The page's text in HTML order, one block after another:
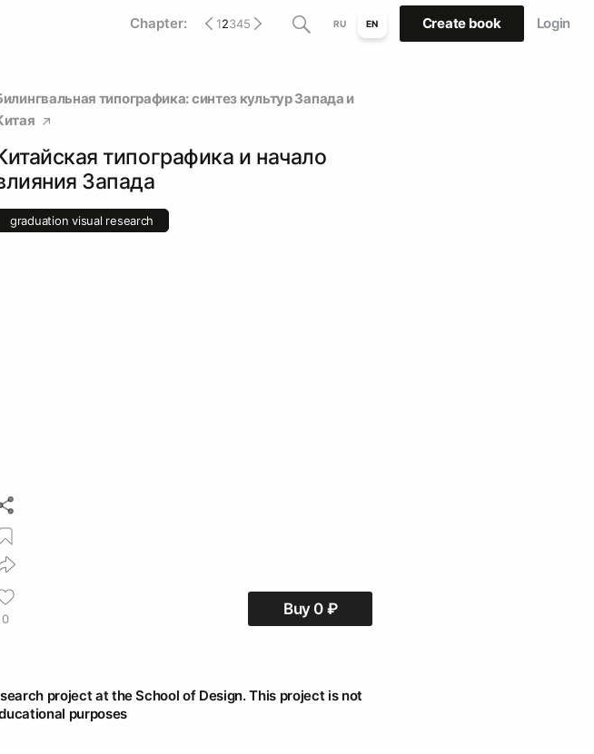
Chapter: 12345 RU EN Create book Login
типографика: синтез культур Запада и
типографика и начало
Запада
graduation visual research
0
Buy 0 ₽
project at the School of Design. This project is not
purposes